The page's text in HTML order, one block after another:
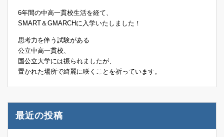
6年間の中高一貫校生活を経て、
SMART＆GMARCHに入学いたしました！
思考力を伴う試験がある
公立中高一貫校、
国公立大学には振られましたが、
置かれた場所で綺麗に咲くことを祈っています。
最近の投稿